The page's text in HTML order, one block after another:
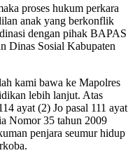
proses hukum perkara
anak yang berkonflik
dengan pihak BAPAS
Dinas Sosial Kabupaten
kami bawa ke Mapolres
lebih lanjut. Atas
ayat (2) Jo pasal 111 ayat
Nomor 35 tahun 2009
penjara seumur hidup